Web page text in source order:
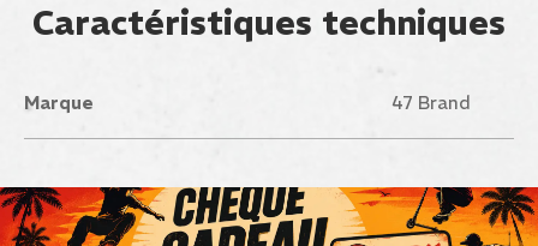
Caractéristiques techniques
Marque 47 Brand